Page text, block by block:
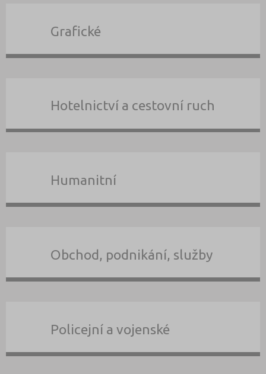
Grafické
Hotelnictví a cestovní ruch
Humanitní
Obchod, podnikání, služby
Policejní a vojenské